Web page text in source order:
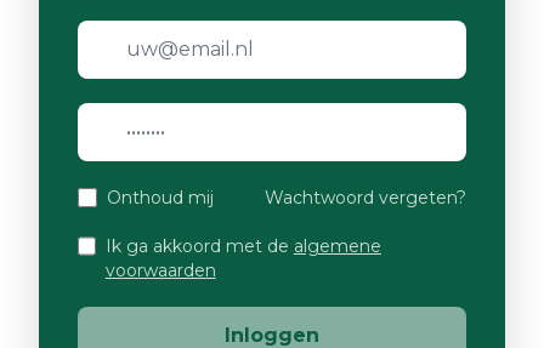
Onthoud mij Wachtwoord vergeten?
Ik ga akkoord met de algemene
voorwaarden
Inloggen